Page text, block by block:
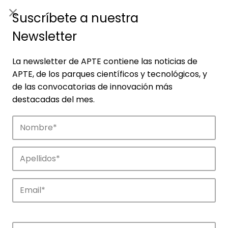
Empresas
Descubre las empresas que impulsan la
innovación en los parques de APTE.
Suscríbete a nuestra
Newsletter
La newsletter de APTE contiene las noticias de
APTE, de los parques científicos y tecnológicos, y
de las convocatorias de innovación más
destacadas del mes.